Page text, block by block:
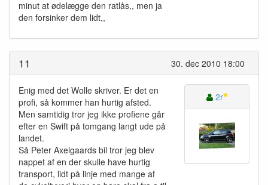
minut at ødelægge den ratlås,, men ja
den forsinker dem lidt,,
30. dec 2010 18:00
11
Enig med det Wolle skriver. Er det en
profi, så kommer han hurtig afsted.
Men samtidig tror jeg ikke profiene går
efter en Swift på tomgang langt ude på
landet.
Så Peter Axelgaards bil tror jeg blev
nappet af en der skulle have hurtig
transport, lidt på linje med mange af
2r